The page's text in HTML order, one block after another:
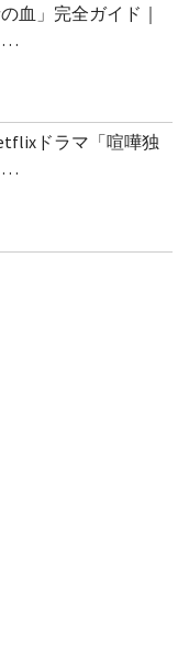
血」完全ガイド｜
…
ドラマ「喧嘩独
…